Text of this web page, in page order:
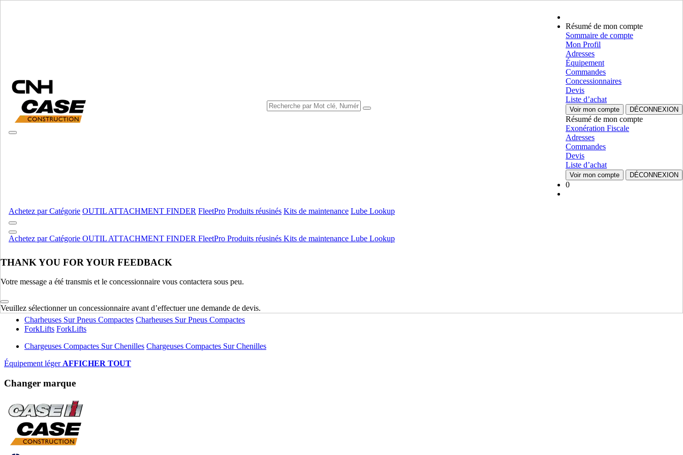
Résumé de mon compte
Sommaire de compte
Mon Profil
Adresses
Équipement
Commandes
Concessionnaires
Devis
Liste d’achat
Voir mon compte DÉCONNEXION
Résumé de mon compte
Exonération Fiscale
Adresses
Commandes
Devis
Liste d’achat
Voir mon compte DÉCONNEXION
0
Achetez par Catégorie OUTIL ATTACHMENT FINDER FleetPro Produits réusinés Kits de maintenance Lube Lookup
Achetez par Catégorie OUTIL ATTACHMENT FINDER FleetPro Produits réusinés Kits de maintenance Lube Lookup
THANK YOU FOR YOUR FEEDBACK
Votre message a été transmis et le concessionnaire vous contactera sous peu.
Veuillez sélectionner un concessionnaire avant d’effectuer une demande de devis.
ÉQUIPEMENT
AUTORÉPARATION
ÉQUIPEMENTALL ÉQUIPEMENT
Équipement lourd
Compactage Compactage
Bouteurs Sur Chenilles Bouteurs Sur Chenilles
Équipement lourd AFFICHER TOUT
Équipement léger
Charheuses Sur Pneus Compactes Charheuses Sur Pneus Compactes
ForkLifts ForkLifts
Chargeuses Compactes Sur Chenilles Chargeuses Compactes Sur Chenilles
Équipement léger AFFICHER TOUT
Changer marque